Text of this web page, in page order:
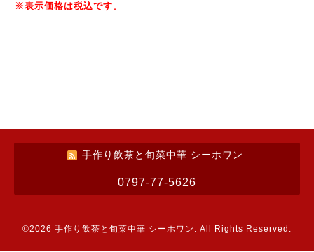
※表示価格は税込です。
手作り飲茶と旬菜中華 シーホワン
0797-77-5626
©2026 手作り飲茶と旬菜中華 シーホワン . All Rights Reserved.